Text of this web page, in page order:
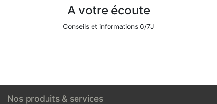
A votre écoute
Conseils et informations 6/7J
Nos produits & services